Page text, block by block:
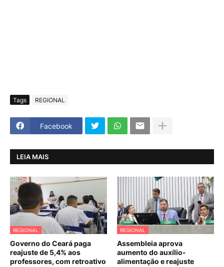
Tags REGIONAL
Facebook
LEIA MAIS
REGIONAL
Governo do Ceará paga
reajuste de 5,4% aos
professores, com retroativo
REGIONAL
Assembleia aprova
aumento do auxílio-
alimentação e reajuste